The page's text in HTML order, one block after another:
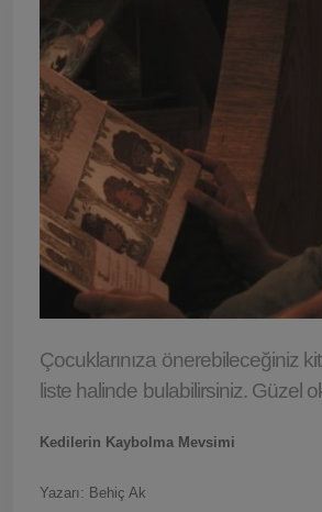
Çocuklarınıza önerebileceğiniz
liste halinde bulabilirsiniz. Güzel
Kedilerin Kaybolma Mevsimi
Yazarı: Behiç Ak